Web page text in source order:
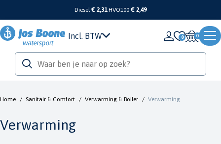
Diesel€ 2,31 HVO100 € 2,49
Incl. BTW 0
Home / Sanitair & Comfort / Verwarming & Boiler / Verwarming
Verwarming